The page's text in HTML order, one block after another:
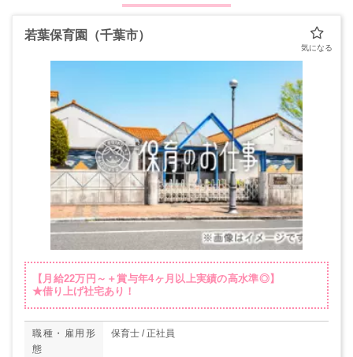
若葉保育園（千葉市）
【月給22万円～＋賞与年4ヶ月以上実績の高水準◎】
★借り上げ社宅あり！
職種・雇用形
態
保育士 / 正社員